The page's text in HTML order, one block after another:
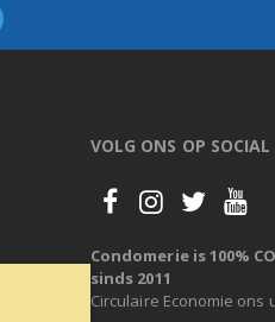
VOLG ONS OP
Condomerie is 100%
sinds 2011
Circulaire Economie ons